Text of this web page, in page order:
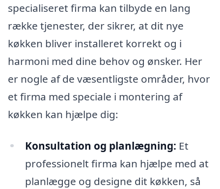
specialiseret firma kan tilbyde en lang
række tjenester, der sikrer, at dit nye
køkken bliver installeret korrekt og i
harmoni med dine behov og ønsker. Her
er nogle af de væsentligste områder, hvor
et firma med speciale i montering af
køkken kan hjælpe dig:
Konsultation og planlægning: Et
professionelt firma kan hjælpe med at
planlægge og designe dit køkken, så